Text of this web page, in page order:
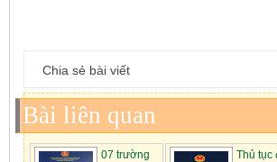
Chia sẻ bài viết
Bài liên quan
07 trường
Thủ tục